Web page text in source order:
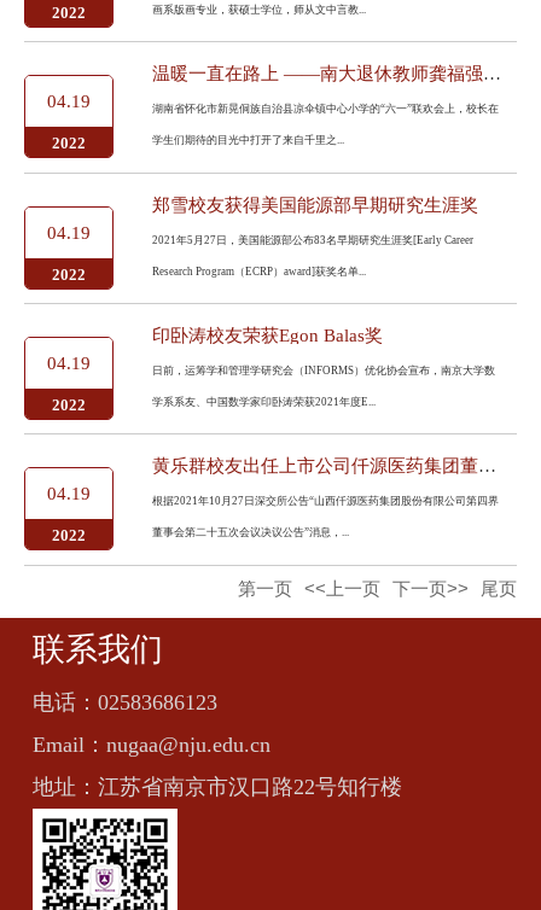
2022 画系版画专业，获硕士学位，师从文中言教...
04.19
2022
温暖一直在路上 ——南大退休教师龚福强捐助贫困生的故事
湖南省怀化市新晃侗族自治县凉伞镇中心小学的“六一”联欢会上，校长在
学生们期待的目光中打开了来自千里之...
04.19
2022
郑雪校友获得美国能源部早期研究生涯奖
2021年5月27日，美国能源部公布83名早期研究生涯奖[Early Career
Research Program（ECRP）award]获奖名单...
04.19
2022
印卧涛校友荣获Egon Balas奖
日前，运筹学和管理学研究会（INFORMS）优化协会宣布，南京大学数
学系系友、中国数学家印卧涛荣获2021年度E...
04.19
2022
黄乐群校友出任上市公司仟源医药集团董事长
根据2021年10月27日深交所公告“山西仟源医药集团股份有限公司第四界
董事会第二十五次会议决议公告”消息，...
第一页 <<上一页 下一页>> 尾页
联系我们
电话： 02583686123
Email： nugaa@nju.edu.cn
地址： 江苏省南京市汉口路22号知行楼